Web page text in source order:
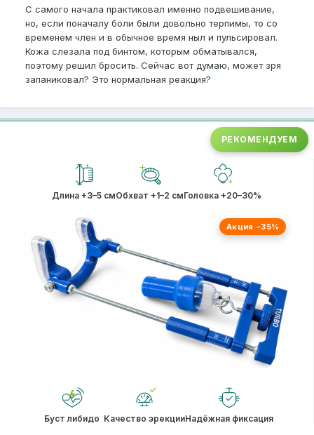
С самого начала практиковал именно подвешивание,
но, если поначалу боли были довольно терпимы, то со
временем член и в обычное время ныл и пульсировал.
Кожа слезала под бинтом, которым обматывался,
поэтому решил бросить. Сейчас вот думаю, может зря
запаниковал? Это нормальная реакция?
РЕКОМЕНДУЕМ
Длина +3–5 смОбхват +1–2 смГоловка +20–30%
Акция −35%
Буст либидо Качество эрекцииНадёжная фиксация